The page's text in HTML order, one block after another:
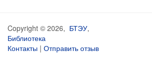
Copyright © 2026, БТЭУ,
Библиотека
Контакты | Отправить отзыв